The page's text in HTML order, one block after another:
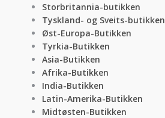
Storbritannia-butikken
Tyskland- og Sveits-butikken
Øst-Europa-Butikken
Tyrkia-Butikken
Asia-Butikken
Afrika-Butikken
India-Butikken
Latin-Amerika-Butikken
Midtøsten-Butikken